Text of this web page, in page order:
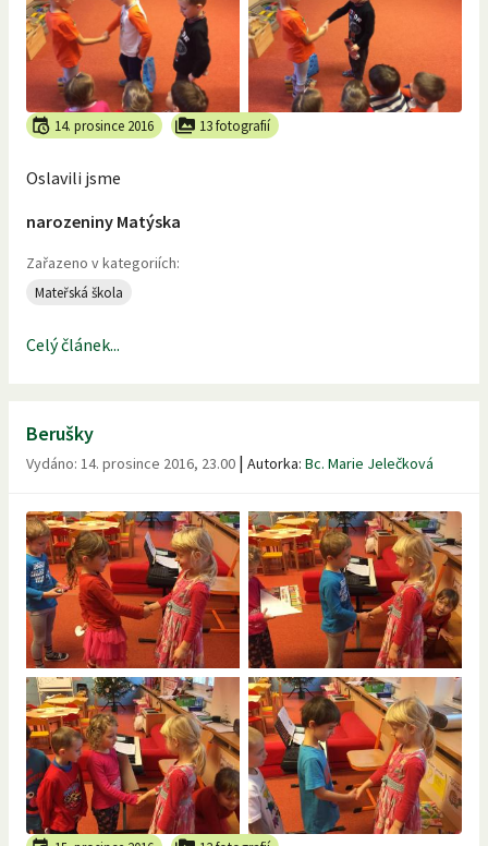
14. prosince 2016 13 fotografií
Oslavili jsme
narozeniny Matýska
Zařazeno v kategoriích:
Mateřská škola
Celý článek...
Berušky
Vydáno: 14. prosince 2016, 23.00 | Autorka: Bc. Marie Jelečková